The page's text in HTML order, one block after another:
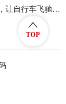
坚定信心 勇挑大梁·产业新亮点丨产赛联动，让自行车飞驰起来
TOP